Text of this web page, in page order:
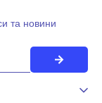
та новини